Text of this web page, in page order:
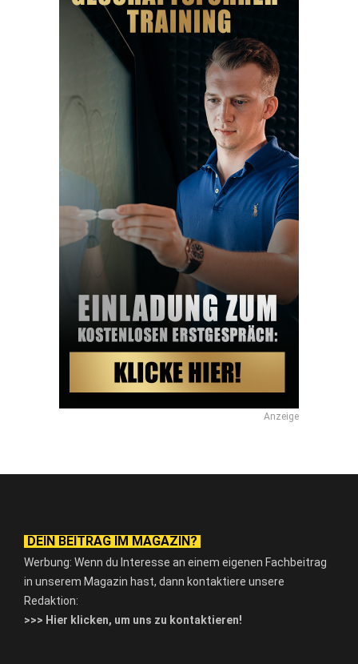
Anzeige
DEIN BEITRAG IM MAGAZIN?
Werbung: Wenn du Interesse an einem eigenen Fachbeitrag
in unserem Magazin hast, dann kontaktiere unsere
Redaktion:
>>> Hier klicken, um uns zu kontaktieren!